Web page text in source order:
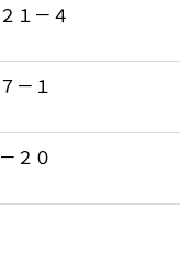
１－４
－１
２０